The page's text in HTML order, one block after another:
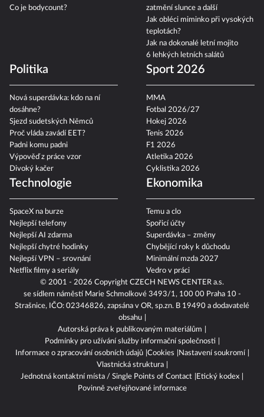
© 2001 - 2026 Copyright CZECH NEWS CENTER a.s.
se sídlem náměstí Marie Schmolkové 3493/1, 100 00 Praha 10 -
Strašnice, IČO: 02346826, zapsána v OR, sp.zn. B 19490 a dodavatelé
obsahu
Autorská práva k publikovaným materiálům
Podmínky pro užívání služby informační společnosti
Informace o zpracování osobních údajů Cookies
Nastavení soukromí
Vlastnická struktura
Jednotná kontaktní místa / Single Points of Contact
Etický kodex
Povinně zveřejňované informace
Co je bodycount?
zatmění slunce a další
Jak obléci miminko při vysokých
teplotách?
Jak na dokonalé letní mojito
6 lehkých letních salátů
Politika
Nová superdávka: kdo na ní
dosáhne?
Sjezd sudetských Němců
Proč vláda zavádí EET?
Padni komu padni
Výpověď z práce vzor
Divoký kačer
Sport 2026
MMA
Fotbal 2026/27
Hokej 2026
Tenis 2026
F1 2026
Atletika 2026
Cyklistika 2026
Technologie
SpaceX na burze
Nejlepší telefony
Nejlepší AI zdarma
Nejlepší chytré hodinky
Nejlepší VPN – srovnání
Netflix filmy a seriály
Ekonomika
Temu a clo
Spořicí účty
Superdávka – změny
Chybějící roky k důchodu
Minimální mzda 2027
Vedro v práci